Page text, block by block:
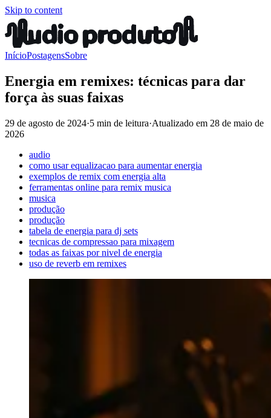
Skip to content
InícioPostagensSobre
Energia em remixes: técnicas para dar
força às suas faixas
29 de agosto de 2024·5 min de leitura·Atualizado em 28 de maio de
2026
audio
como usar equalizacao para aumentar energia
exemplos de remix com energia alta
ferramentas online para remix musica
musica
produção
produção
tabela de energia para dj sets
tecnicas de compressao para mixagem
todas as faixas por nivel de energia
uso de reverb em remixes